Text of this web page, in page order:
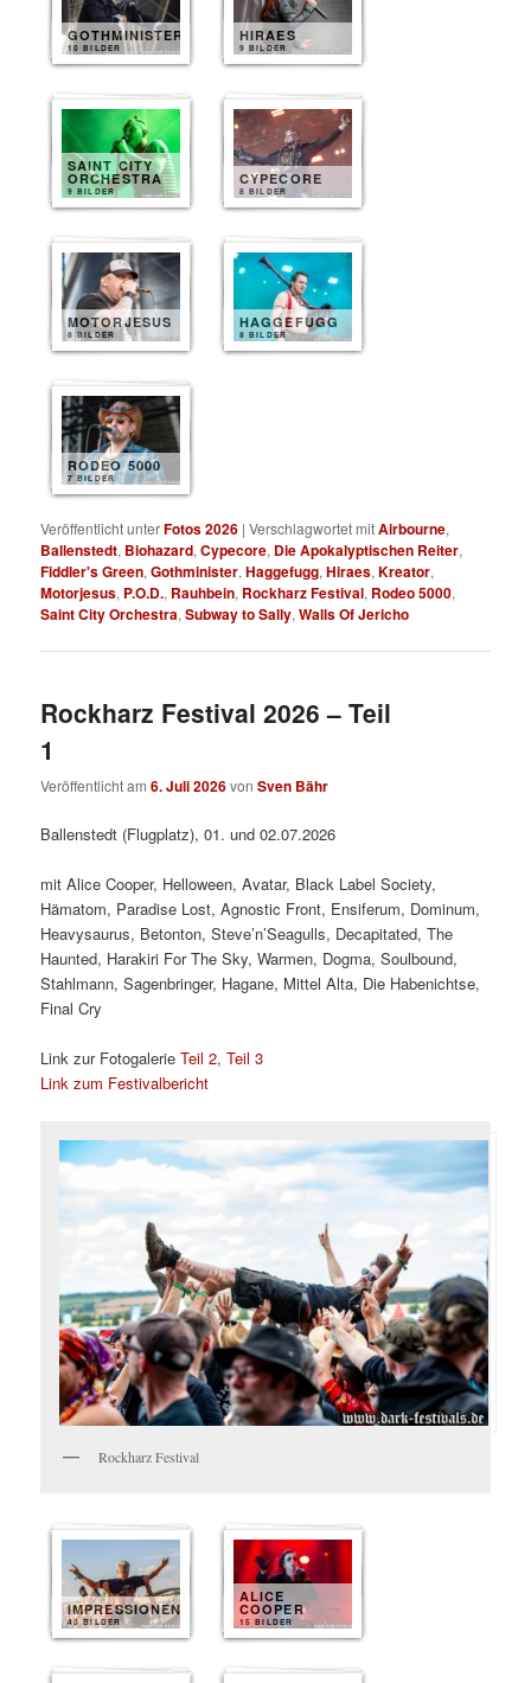
GOTHMINISTER
10 BILDER
HIRAES
9 BILDER
SAINT CITY
ORCHESTRA
9 BILDER
CYPECORE
8 BILDER
MOTORJESUS
8 BILDER
HAGGEFUGG
8 BILDER
RODEO 5000
7 BILDER
Veröffentlicht unterFotos 2026 |Verschlagwortet mitAirbourne,
Ballenstedt, Biohazard,Cypecore, Die Apokalyptischen Reiter,
Fiddler's Green,Gothminister,Haggefugg,Hiraes,Kreator,
Motorjesus, P.O.D., Rauhbein, Rockharz Festival, Rodeo 5000,
Saint City Orchestra,Subway to Sally,Walls Of Jericho
Rockharz Festival 2026 – Teil
1
Veröffentlicht am6. Juli 2026vonSven Bähr
Ballenstedt (Flugplatz), 01. und 02.07.2026
mit Alice Cooper, Helloween, Avatar, Black Label Society,
Hämatom, Paradise Lost, Agnostic Front, Ensiferum, Dominum,
Heavysaurus, Betonton, Steve’n’Seagulls, Decapitated, The
Haunted, Harakiri For The Sky, Warmen, Dogma, Soulbound,
Stahlmann, Sagenbringer, Hagane, Mittel Alta, Die Habenichtse,
Final Cry
Link zur FotogalerieTeil 2,Teil 3
Link zum Festivalbericht
Rockharz Festival
IMPRESSIONEN
40 BILDER
ALICE
COOPER
15 BILDER